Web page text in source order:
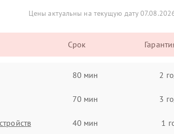
Цены актуальны на текущую дату
Срок
80 мин 2
70 мин 3
40 мин 1